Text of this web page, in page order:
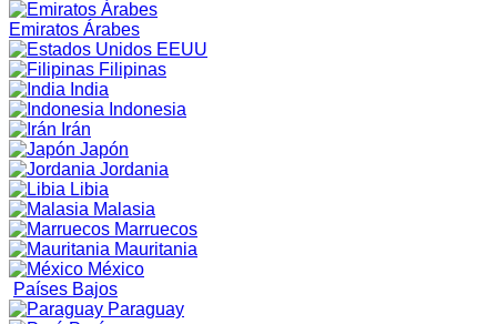
Emiratos Árabes
EEUU
Filipinas
India
Indonesia
Irán
Japón
Jordania
Libia
Malasia
Marruecos
Mauritania
México
Países Bajos
Paraguay